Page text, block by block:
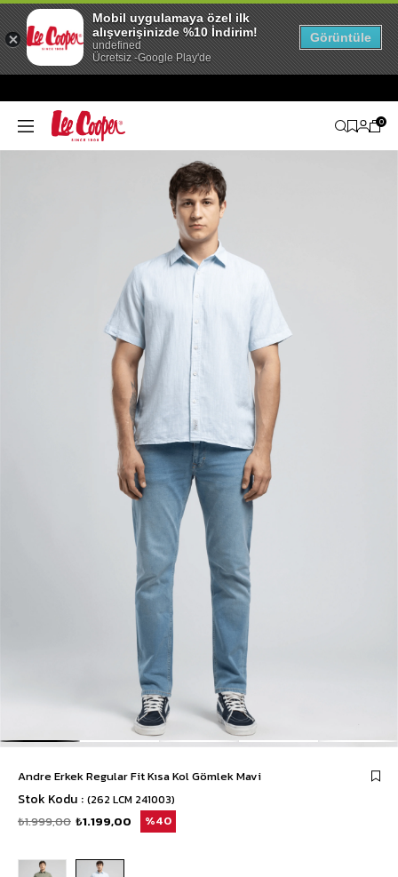
0
Andre Erkek Regular Fit Kısa Kol Gömlek Mavi
Stok Kodu (262 LCM 241003)
₺1.999,00 ₺1.199,00 40
Mobil uygulamaya özel ilk
alışverişinizde %10 İndirim!
undefined
Ücretsiz -Google Play'de
Görüntüle